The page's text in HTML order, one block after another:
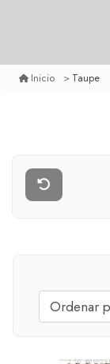
Inicio Taupe